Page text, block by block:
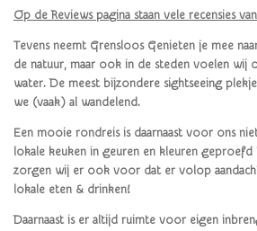
Op de Reviews pagina staan vele recensies
Tevens neemt Grensloos Genieten je mee
de natuur, maar ook in de steden voelen wij
water. De meest bijzondere sightseeing
we (vaak) al wandelend.
Een mooie rondreis is daarnaast voor ons
lokale keuken in geuren en kleuren geproefd
zorgen wij er ook voor dat er volop
lokale eten & drinken!
Daarnaast is er altijd ruimte voor eigen